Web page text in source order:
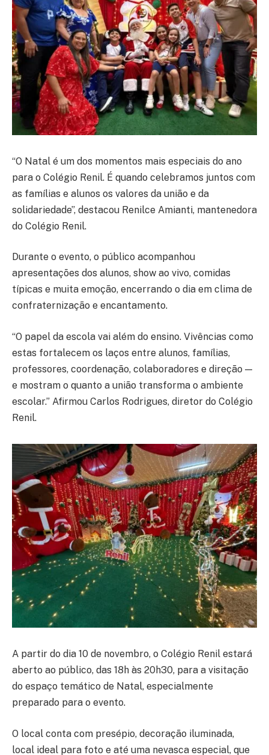
“O Natal é um dos momentos mais especiais do ano
para o Colégio Renil. É quando celebramos juntos com
as famílias e alunos os valores da união e da
solidariedade”, destacou Renilce Amianti, mantenedora
do Colégio Renil.
Durante o evento, o público acompanhou
apresentações dos alunos, show ao vivo, comidas
típicas e muita emoção, encerrando o dia em clima de
confraternização e encantamento.
“O papel da escola vai além do ensino. Vivências como
estas fortalecem os laços entre alunos, famílias,
professores, coordenação, colaboradores e direção —
e mostram o quanto a união transforma o ambiente
escolar.” Afirmou Carlos Rodrigues, diretor do Colégio
Renil.
A partir do dia 10 de novembro, o Colégio Renil estará
aberto ao público, das 18h às 20h30, para a visitação
do espaço temático de Natal, especialmente
preparado para o evento.
O local conta com presépio, decoração iluminada,
local ideal para foto e até uma nevasca especial, que